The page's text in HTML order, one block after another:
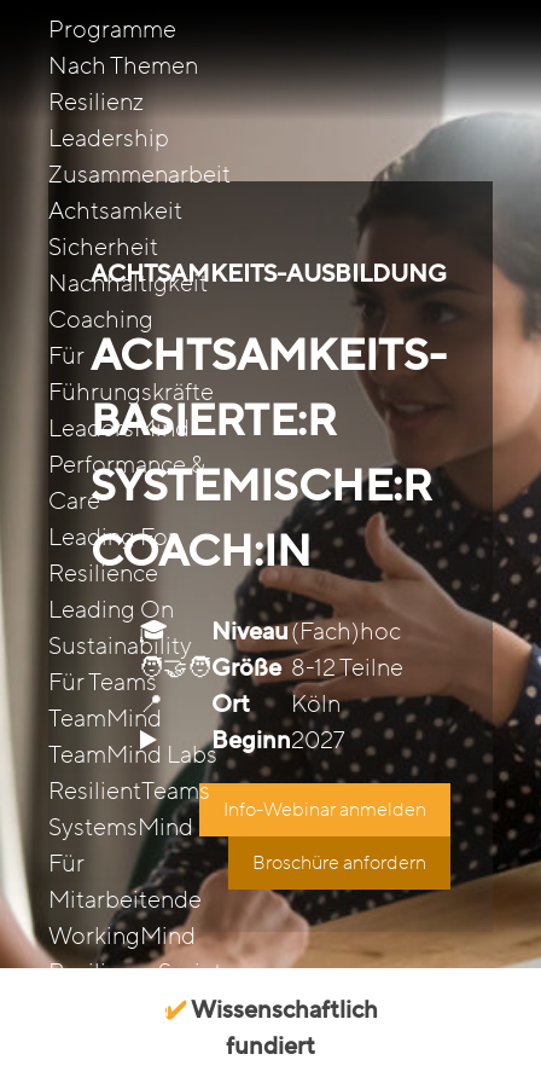
Programme
Nach Themen
Resilienz
Leadership
Zusammenarbeit
Achtsamkeit
Sicherheit
Nachhaltigkeit
Coaching
Für
Führungskräfte
LeadersMind
Performance &
Care
Leading For
Resilience
Leading On
Sustainability
Für Teams
TeamMind
TeamMind Labs
ResilientTeams
SystemsMind
Für
Mitarbeitende
WorkingMind
ResilienceSprint
SafetyMind
ACHTSAMKEITS-AUSBILDUNG
ACHTSAMKEITS­
BASIERTE:R
SYSTEMISCHE:R
COACH:IN
🎓 Niveau
🧑‍🤝‍🧑Größe 8-12 Teilnehmende
📍
Ort
Köln
▶️
Beginn2027
Info-Webinar anmelden
Broschüre anfordern
✔️Wissenschaftlich
fundiert